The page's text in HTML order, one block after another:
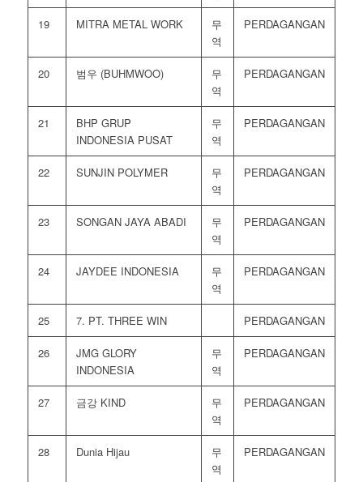
19 MITRA METAL WORK
무
역
PERDAGANGAN
20 범우 (BUHMWOO)
무
역
PERDAGANGAN
21
BHP GRUP
INDONESIA PUSAT
무
역
PERDAGANGAN
22 SUNJIN POLYMER
무
역
PERDAGANGAN
23 SONGAN JAYA ABADI
무
역
PERDAGANGAN
24 JAYDEE INDONESIA
무
역
PERDAGANGAN
25 7. PT. THREE WIN PERDAGANGAN
26
JMG GLORY
INDONESIA
무
역
PERDAGANGAN
27 금강 KIND
무
역
PERDAGANGAN
28 Dunia Hijau
무
역
PERDAGANGAN